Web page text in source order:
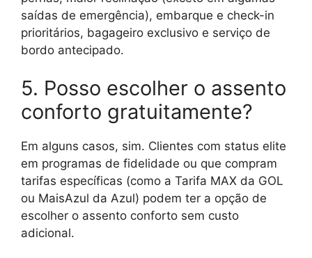
saídas de emergência), embarque e check-in
prioritários, bagageiro exclusivo e serviço de
bordo antecipado.
5. Posso escolher o assento
conforto gratuitamente?
Em alguns casos, sim. Clientes com status elite
em programas de fidelidade ou que compram
tarifas específicas (como a Tarifa MAX da GOL
ou MaisAzul da Azul) podem ter a opção de
escolher o assento conforto sem custo
adicional.